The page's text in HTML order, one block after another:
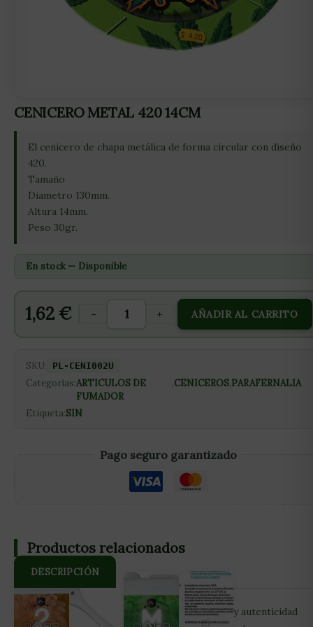
CENICERO METAL 420 14CM
El cenicero de chapa metálica de forma circular con diseño
420.
Tamaño
Diametro 130mm.
Altura 14mm.
Peso 30gr.
En stock — Disponible
1,62 € - + AÑADIR AL CARRITO
SKU: PL-CENI002U
Categorías:ARTICULOS DE
FUMADOR
,CENICEROS,PARAFERNALIA
Etiqueta:SIN
Pago seguro garantizado
DESCRIPCIÓN
Sumérgete en un mundo de estilo distintivo y autenticidad
Productos relacionados